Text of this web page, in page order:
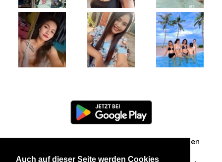
Auch auf dieser Seite werden Cookies
Zuschriften/Erfahrungen